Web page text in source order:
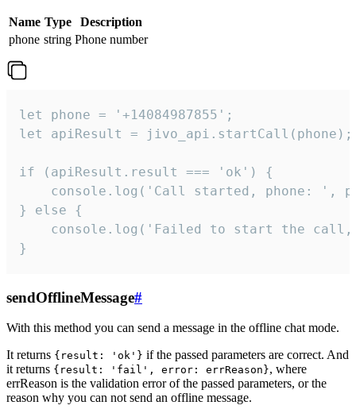
Name Type
Description
phone string Phone number
let phone = '+14084987855';
let apiResult = jivo_api.startCall(phone);
if (apiResult.result === 'ok') {
console.log('Call started, phone: ',
} else {
console.log('Failed to start the
}
sendOfflineMessage#
With this method you can send a message in the offline chat mode.
It returns {result: 'ok'} if the passed parameters are correct. And
it returns {result: 'fail', error: errReason}, where
errReason is the validation error of the passed parameters, or the
reason why you can not send an offline message.